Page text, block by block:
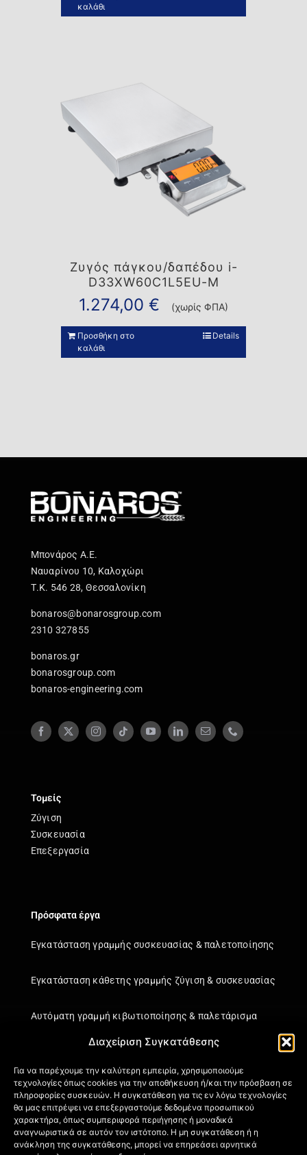
Διαχείριση Συγκατάθεσης
Για να παρέχουμε την καλύτερη εμπειρία, χρησιμοποιούμε
τεχνολογίες όπως cookies για την αποθήκευση ή/και την πρόσβαση σε
πληροφορίες συσκευών. Η συγκατάθεση για τις εν λόγω τεχνολογίες
θα μας επιτρέψει να επεξεργαστούμε δεδομένα προσωπικού
χαρακτήρα, όπως συμπεριφορά περιήγησης ή μοναδικά
αναγνωριστικά σε αυτόν τον ιστότοπο. Η μη συγκατάθεση ή η
ανάκληση της συγκατάθεσης, μπορεί να επηρεάσει αρνητικά
καλάθι
Ζυγός πάγκου/δαπέδου i-
D33XW60C1L5EU-M
1.274,00 € (χωρίς ΦΠΑ)
Προσθήκη στο
καλάθι
Details
Μπονάρος Α.Ε.
Ναυαρίνου 10, Καλοχώρι
Τ.Κ. 546 28, Θεσσαλονίκη
bonaros@bonarosgroup.com
2310 327855
bonaros.gr
bonarosgroup.com
bonaros-engineering.com
Τομείς
Ζύγιση
Συσκευασία
Επεξεργασία
Πρόσφατα έργα
Εγκατάσταση γραμμής συσκευασίας & παλετοποίησης
Εγκατάσταση κάθετης γραμμής ζύγιση & συσκευασίας
Αυτόματη γραμμή κιβωτιοποίησης & παλετάρισμα
Πληροφορίες
Πιστοποιήσεις
Όροι Χρήσης
Πολιτική απορρήτου